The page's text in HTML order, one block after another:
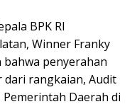
BPK RI
Winner Franky
penyerahan
dari rangkaian, Audit
Daerah di